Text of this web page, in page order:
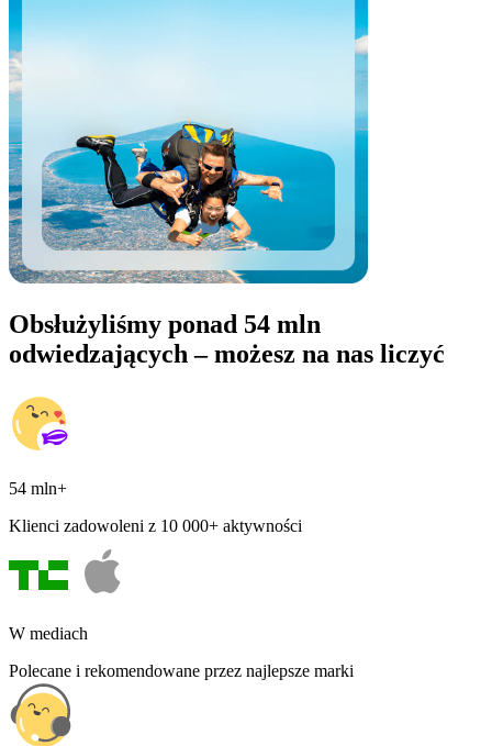
Obsłużyliśmy ponad 54 mln
odwiedzających – możesz na nas liczyć
54 mln+
Klienci zadowoleni z 10 000+ aktywności
W mediach
Polecane i rekomendowane przez najlepsze marki